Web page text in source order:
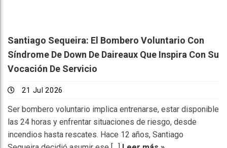
Santiago Sequeira: El Bombero Voluntario Con
Síndrome De Down De Daireaux Que Inspira Con Su
Vocación De Servicio
21 Jul 2026
Ser bombero voluntario implica entrenarse, estar disponible
las 24 horas y enfrentar situaciones de riesgo, desde
incendios hasta rescates. Hace 12 años, Santiago